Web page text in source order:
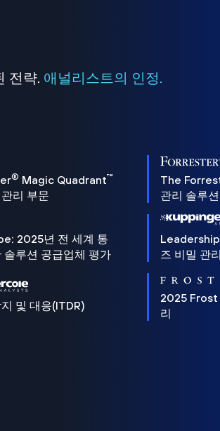
전략. 애널리스트의 인정.
® Magic Quadrant™
리 부문
The
관리 솔루
2025년 전 세계 통
솔루션 공급업체 평가
즈 비밀 관
및 대응(ITDR)
2025 Frost
리